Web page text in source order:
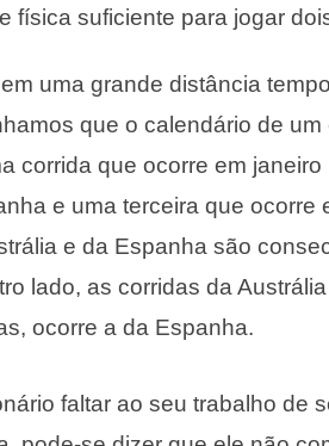
física suficiente para jogar
uma grande distância
que o calendário de um
corrida que ocorre em
e uma terceira que ocorre
e da Espanha são
lado, as corridas da
ocorre a da Espanha.
faltar ao seu trabalho de